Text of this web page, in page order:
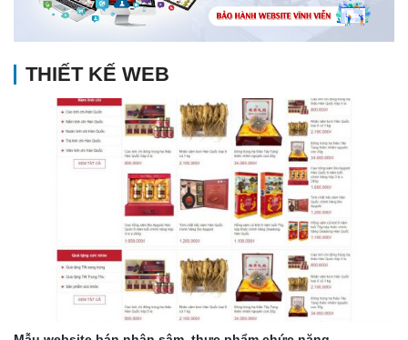
THIẾT KẾ WEB